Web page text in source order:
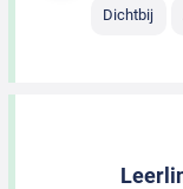
Dichtbij